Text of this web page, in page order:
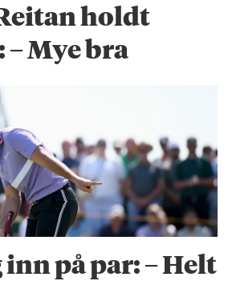
holdt
Mye bra
inn på par: – Helt